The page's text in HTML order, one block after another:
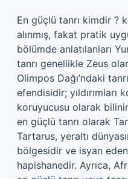
En güçlü tanrı kimdir ?
alınmış, fakat pratik
bölümde anlatılanları
tanrı genellikle Zeus
Olimpos Dağı’ndaki
efendisidir;
koruyucusu olarak
en güçlü tanrı olarak
Tartarus, yeraltı
bölgesidir ve isyan
hapishanedir. Ayrıca,